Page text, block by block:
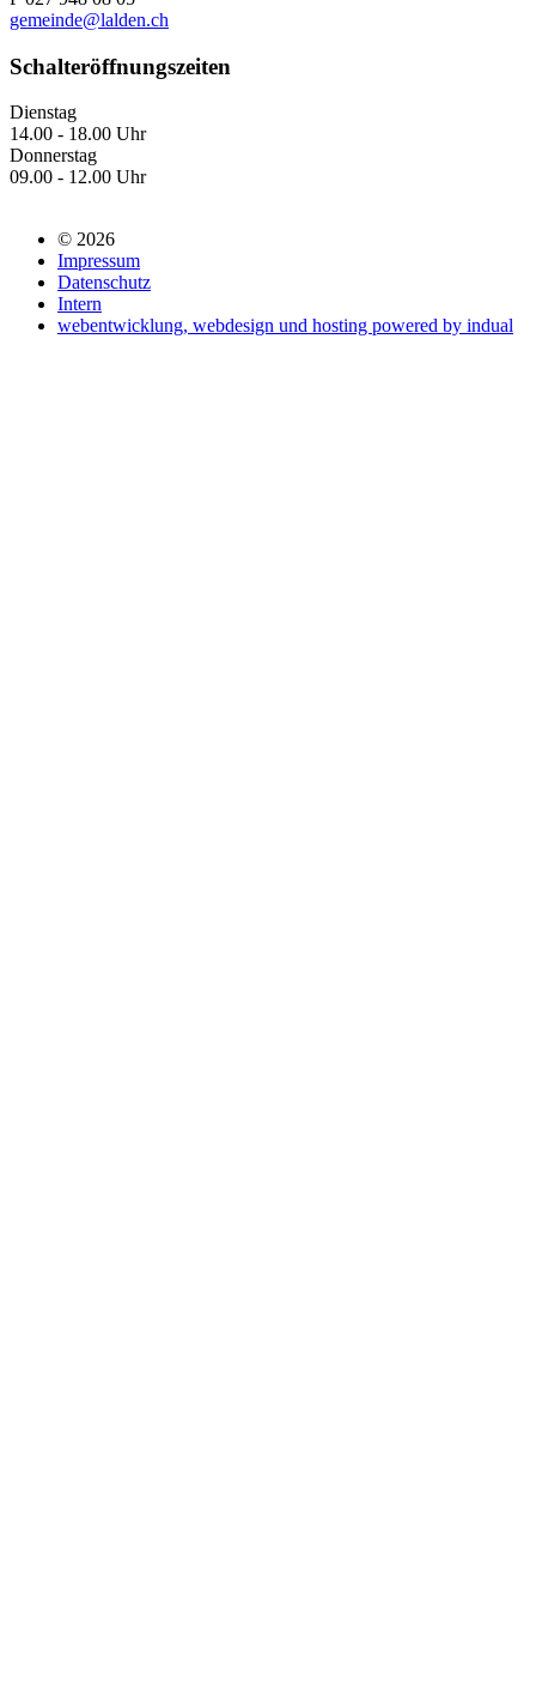
gemeinde@lalden.ch
Schalteröffnungszeiten
Dienstag
14.00 - 18.00 Uhr
Donnerstag
09.00 - 12.00 Uhr
© 2026
Impressum
Datenschutz
Intern
webentwicklung, webdesign und hosting powered by indual